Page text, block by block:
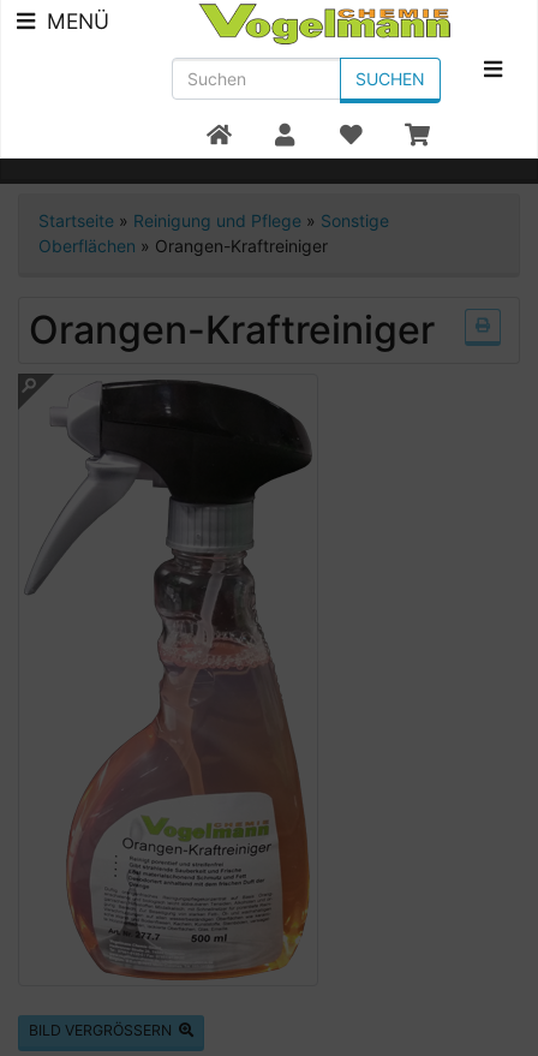
Beratung +49 7951/91300
MENÜ
SUCHEN
Startseite » Reinigung und Pflege » Sonstige
Oberflächen » Orangen-Kraftreiniger
Orangen-Kraftreiniger
BILD VERGRÖSSERN